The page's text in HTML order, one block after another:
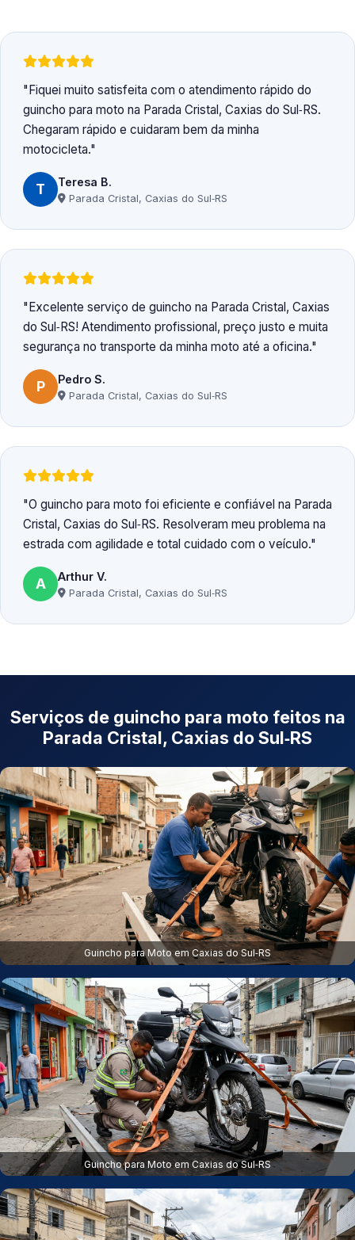
Fiquei muito satisfeita com o atendimento rápido do
guincho para moto na Parada Cristal, Caxias do Sul‑RS.
Chegaram rápido e cuidaram bem da minha
motocicleta.
T Teresa B.
Parada Cristal, Caxias do Sul‑RS
Excelente serviço de guincho na Parada Cristal, Caxias
do Sul‑RS! Atendimento profissional, preço justo e muita
segurança no transporte da minha moto até a oficina.
P Pedro S.
Parada Cristal, Caxias do Sul‑RS
O guincho para moto foi eficiente e confiável na Parada
Cristal, Caxias do Sul‑RS. Resolveram meu problema na
estrada com agilidade e total cuidado com o veículo.
A Arthur V.
Parada Cristal, Caxias do Sul‑RS
Serviços de guincho para moto feitos na
Parada Cristal, Caxias do Sul‑RS
Guincho para Moto em Caxias do Sul‑RS
Guincho para Moto em Caxias do Sul‑RS